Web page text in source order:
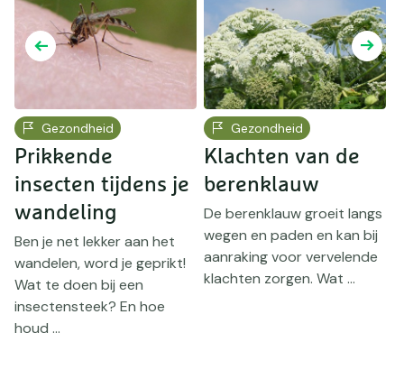
Gezondheid
Prikkende
insecten tijdens je
wandeling
Ben je net lekker aan het
wandelen, word je geprikt!
Wat te doen bij een
insectensteek? En hoe
houd ...
Gezondheid
Klachten van de
berenklauw
De berenklauw groeit langs
wegen en paden en kan bij
aanraking voor vervelende
klachten zorgen. Wat ...